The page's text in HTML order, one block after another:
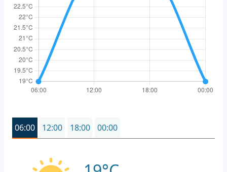
06:00 12:00 18:00 00:00